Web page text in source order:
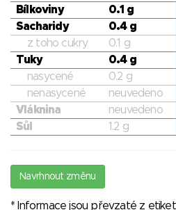
Bílkoviny
0.1 g
Sacharidy
0.4 g
z toho cukry
0.1 g
Tuky
0.4 g
nasycené
0.2 g
nenasycené
neuvedeno
Vláknina
neuvedeno
Sůl
1.2 g
Navrhnout změnu
* Informace jsou převzaté z